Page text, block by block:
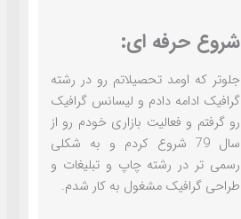
شروع حرفه ای:
جلوتر که اومد تحصیلاتم رو در رشته
گرافیک ادامه دادم و لیسانس گرافیک
رو گرفتم و فعالیت بازاری خودم رو از
سال 79 شروع کردم و به شکلی
رسمی تر در رشته چاپ و تبلیغات و
طراحی گرافیک مشغول به کار شدم.